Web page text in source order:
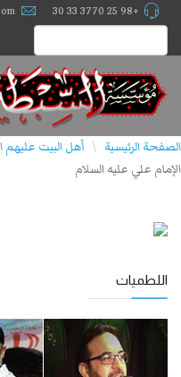
+98 25 3770 33 30
الصفحة الرئيسية \ أهل البيت عليهم
الإمام علي عليه السلام
اللطميات